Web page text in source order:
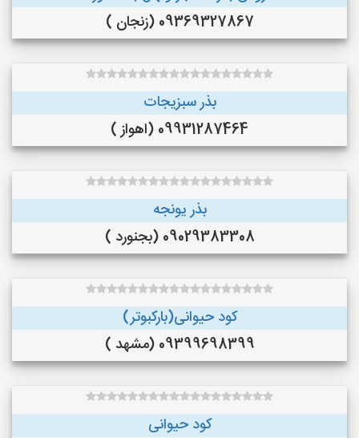
09369327867 (زنجان )
بذر سبزیجات
09931287464 (اهواز )
بذر یونجه
09029383308 (بجنورد )
کود حیوانی(بارکبوتر)
09399698399 (مشهد )
کود حیوانی